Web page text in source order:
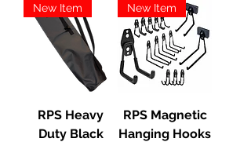
New Item
RPS Heavy
Duty Black
New Item
RPS Magnetic
Hanging Hooks